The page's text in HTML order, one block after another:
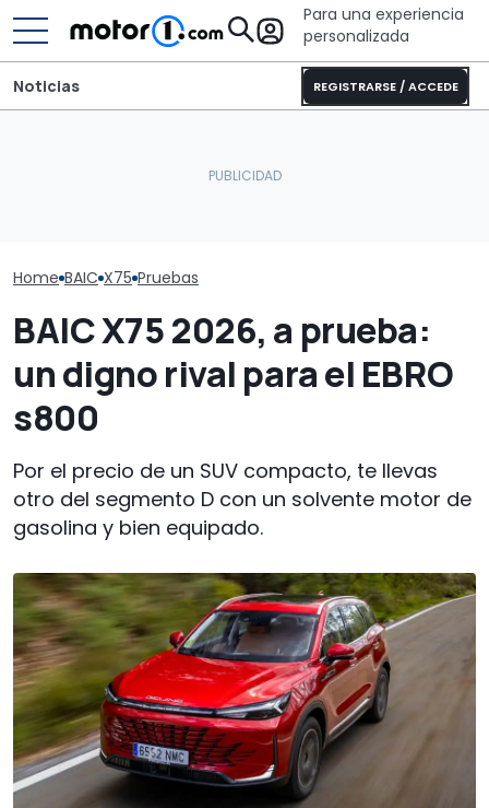
Para una experiencia
personalizada
REGISTRARSE / ACCEDE
Noticias
Home BAIC X75 Pruebas
BAIC X75 2026, a prueba:
un digno rival para el EBRO
s800
Por el precio de un SUV compacto, te llevas
otro del segmento D con un solvente motor de
gasolina y bien equipado.